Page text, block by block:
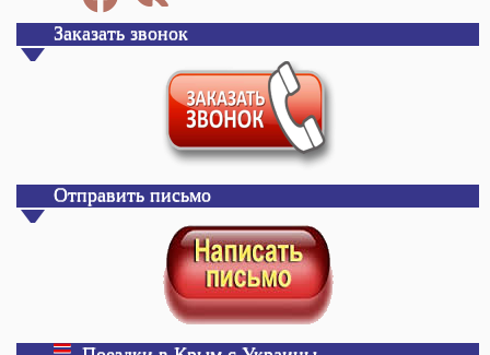
Заказать звонок
Отправить письмо